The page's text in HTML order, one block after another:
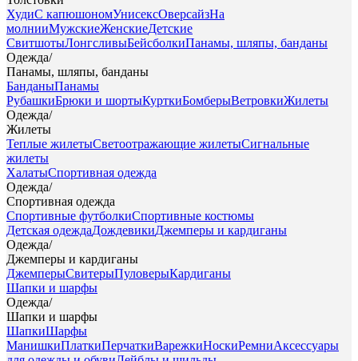
ХудиС капюшономУнисексОверсайзНа
молнииМужскиеЖенскиеДетские
СвитшотыЛонгсливыБейсболкиПанамы, шляпы, банданы
Одежда/
Панамы, шляпы, банданы
БанданыПанамы
РубашкиБрюки и шортыКурткиБомберыВетровкиЖилеты
Одежда/
Жилеты
Теплые жилетыСветоотражающие жилетыСигнальные
жилеты
ХалатыСпортивная одежда
Одежда/
Спортивная одежда
Спортивные футболкиСпортивные костюмы
Детская одеждаДождевикиДжемперы и кардиганы
Одежда/
Джемперы и кардиганы
ДжемперыСвитерыПуловерыКардиганы
Шапки и шарфы
Одежда/
Шапки и шарфы
ШапкиШарфы
МанишкиПлаткиПерчаткиВарежкиНоскиРемниАксессуары